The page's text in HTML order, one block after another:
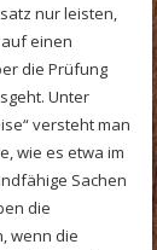
nur leisten,
einen
die Prüfung
Unter
versteht man
wie es etwa im
Sachen
die
wenn die